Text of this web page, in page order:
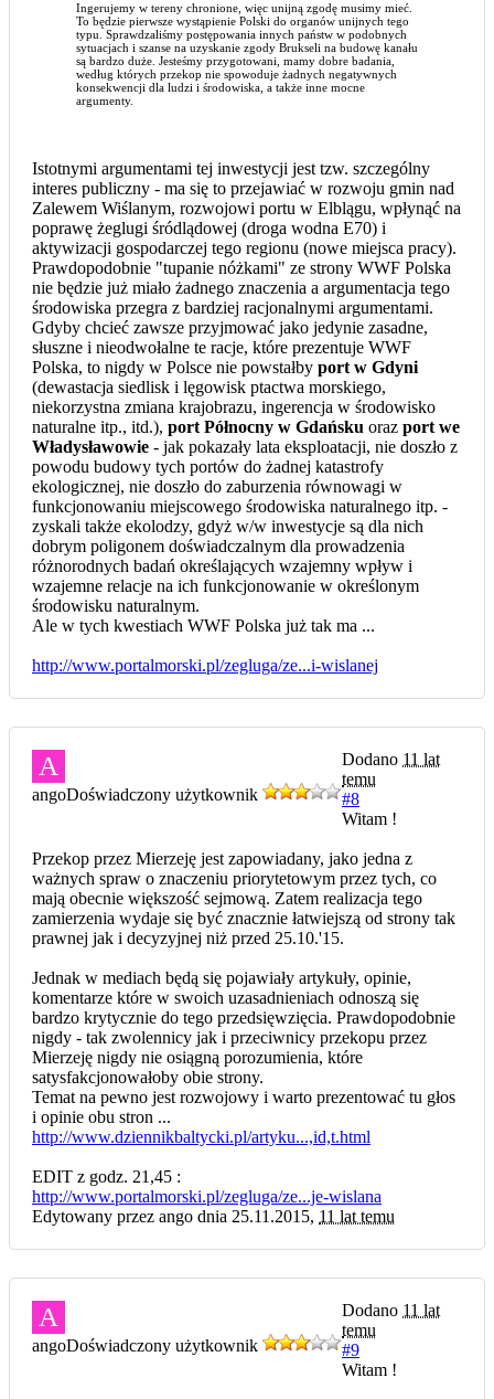
Ingerujemy w tereny chronione, więc unijną zgodę musimy mieć.
To będzie pierwsze wystąpienie Polski do organów unijnych tego
typu. Sprawdzaliśmy postępowania innych państw w podobnych
sytuacjach i szanse na uzyskanie zgody Brukseli na budowę kanału
są bardzo duże. Jesteśmy przygotowani, mamy dobre badania,
według których przekop nie spowoduje żadnych negatywnych
konsekwencji dla ludzi i środowiska, a także inne mocne
argumenty.
Istotnymi argumentami tej inwestycji jest tzw. szczególny
interes publiczny - ma się to przejawiać w rozwoju gmin nad
Zalewem Wiślanym, rozwojowi portu w Elblągu, wpłynąć na
poprawę żeglugi śródlądowej (droga wodna E70) i
aktywizacji gospodarczej tego regionu (nowe miejsca pracy).
Prawdopodobnie "tupanie nóżkami" ze strony WWF Polska
nie będzie już miało żadnego znaczenia a argumentacja tego
środowiska przegra z bardziej racjonalnymi argumentami.
Gdyby chcieć zawsze przyjmować jako jedynie zasadne,
słuszne i nieodwołalne te racje, które prezentuje WWF
Polska, to nigdy w Polsce nie powstałby port w Gdyni
(dewastacja siedlisk i lęgowisk ptactwa morskiego,
niekorzystna zmiana krajobrazu, ingerencja w środowisko
naturalne itp., itd.), port Północny w Gdańsku oraz port we
Władysławowie - jak pokazały lata eksploatacji, nie doszło z
powodu budowy tych portów do żadnej katastrofy
ekologicznej, nie doszło do zaburzenia równowagi w
funkcjonowaniu miejscowego środowiska naturalnego itp. -
zyskali także ekolodzy, gdyż w/w inwestycje są dla nich
dobrym poligonem doświadczalnym dla prowadzenia
różnorodnych badań określających wzajemny wpływ i
wzajemne relacje na ich funkcjonowanie w określonym
środowisku naturalnym.
Ale w tych kwestiach WWF Polska już tak ma ...
http://www.portalmorski.pl/zegluga/ze...i-wislanej
A
angoDoświadczony użytkownik
Dodano 11 lat
temu
#8
Witam !
Przekop przez Mierzeję jest zapowiadany, jako jedna z
ważnych spraw o znaczeniu priorytetowym przez tych, co
mają obecnie większość sejmową. Zatem realizacja tego
zamierzenia wydaje się być znacznie łatwiejszą od strony tak
prawnej jak i decyzyjnej niż przed 25.10.'15.
Jednak w mediach będą się pojawiały artykuły, opinie,
komentarze które w swoich uzasadnieniach odnoszą się
bardzo krytycznie do tego przedsięwzięcia. Prawdopodobnie
nigdy - tak zwolennicy jak i przeciwnicy przekopu przez
Mierzeję nigdy nie osiągną porozumienia, które
satysfakcjonowałoby obie strony.
Temat na pewno jest rozwojowy i warto prezentować tu głos
i opinie obu stron ...
http://www.dziennikbaltycki.pl/artyku...,id,t.html
EDIT z godz. 21,45 :
http://www.portalmorski.pl/zegluga/ze...je-wislana
Edytowany przez ango dnia 25.11.2015, 11 lat temu
A
angoDoświadczony użytkownik
Dodano 11 lat
temu
#9
Witam !